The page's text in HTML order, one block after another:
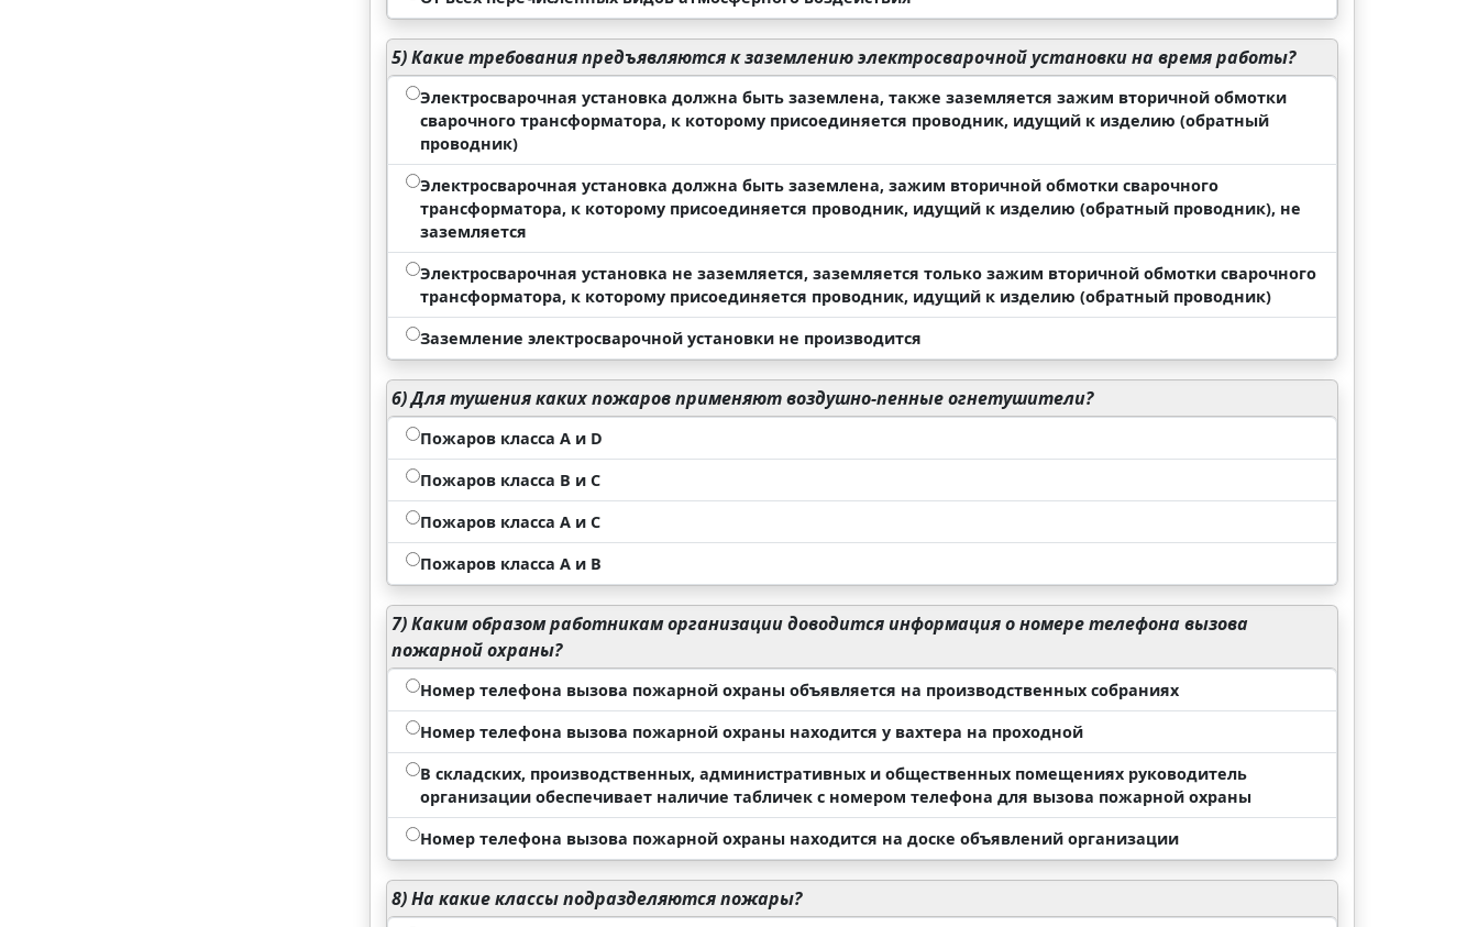
5)Какие требования предъявляются к заземлению электросварочной установки на время работы?
Электросварочная установка должна быть заземлена, также заземляется зажим вторичной обмотки
сварочного трансформатора, к которому присоединяется проводник, идущий к изделию (обратный
проводник)
Электросварочная установка должна быть заземлена, зажим вторичной обмотки сварочного
трансформатора, к которому присоединяется проводник, идущий к изделию (обратный проводник), не
заземляется
Электросварочная установка не заземляется, заземляется только зажим вторичной обмотки сварочного
трансформатора, к которому присоединяется проводник, идущий к изделию (обратный проводник)
Заземление электросварочной установки не производится
6)Для тушения каких пожаров применяют воздушно-пенные огнетушители?
Пожаров класса А и D
Пожаров класса В и С
Пожаров класса А и С
Пожаров класса А и В
7)Каким образом работникам организации доводится информация о номере телефона вызова
пожарной охраны?
Номер телефона вызова пожарной охраны объявляется на производственных собраниях
Номер телефона вызова пожарной охраны находится у вахтера на проходной
В складских, производственных, административных и общественных помещениях руководитель
организации обеспечивает наличие табличек с номером телефона для вызова пожарной охраны
Номер телефона вызова пожарной охраны находится на доске объявлений организации
8)На какие классы подразделяются пожары?